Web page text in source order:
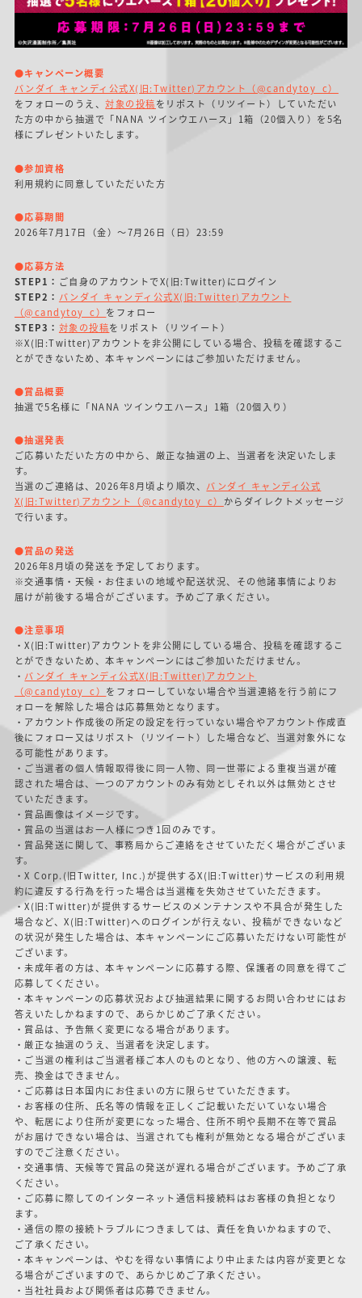
●キャンペーン概要
バンダイ キャンディ公式X(旧:Twitter)アカウント（@candytoy_c）
をフォローのうえ、対象の投稿をリポスト（リツイート）していただい
た方の中から抽選で「NANA ツインウエハース」1箱（20個入り）を5名
様にプレゼントいたします。
●参加資格
利用規約に同意していただいた方
●応募期間
2026年7月17日（金）～7月26日（日）23:59
●応募方法
STEP1： ご自身のアカウントでX(旧:Twitter)にログイン
STEP2： バンダイ キャンディ公式X(旧:Twitter)アカウント
（@candytoy_c） をフォロー
STEP3： 対象の投稿をリポスト（リツイート）
※X(旧:Twitter)アカウントを非公開にしている場合、投稿を確認するこ
とができないため、本キャンペーンにはご参加いただけません。
●賞品概要
抽選で5名様に「NANA ツインウエハース」1箱（20個入り）
●抽選発表
ご応募いただいた方の中から、厳正な抽選の上、当選者を決定いたしま
す。
当選のご連絡は、2026年8月頃より順次、 バンダイ キャンディ公式
X(旧:Twitter)アカウント（@candytoy_c） からダイレクトメッセージ
で行います。
●賞品の発送
2026年8月頃の発送を予定しております。
※交通事情・天候・お住まいの地域や配送状況、その他諸事情によりお
届けが前後する場合がございます。予めご了承ください。
●注意事項
・X(旧:Twitter)アカウントを非公開にしている場合、投稿を確認するこ
とができないため、本キャンペーンにはご参加いただけません。
・ バンダイ キャンディ公式X(旧:Twitter)アカウント
（@candytoy_c） をフォローしていない場合や当選連絡を行う前にフ
ォローを解除した場合は応募無効となります。
・アカウント作成後の所定の設定を行っていない場合やアカウント作成直
後にフォロー又はリポスト（リツイート）した場合など、当選対象外にな
る可能性があります。
・ご当選者の個人情報取得後に同一人物、同一世帯による重複当選が確
認された場合は、一つのアカウントのみ有効としそれ以外は無効とさせ
ていただきます。
・賞品画像はイメージです。
・ 賞品の当選はお一人様につき1回のみです。
・賞品発送に関して、事務局からご連絡をさせていただく場合がございま
す。
・X Corp.(旧Twitter, Inc.)が提供するX(旧:Twitter)サービスの利用規
約に違反する行為を行った場合は当選権を失効させていただきます。
・X(旧:Twitter)が提供するサービスのメンテナンスや不具合が発生した
場合など、X(旧:Twitter)へのログインが行えない、投稿ができないなど
の状況が発生した場合は、本キャンペーンにご応募いただけない可能性が
ございます。
・未成年者の方は、本キャンペーンに応募する際、保護者の同意を得てご
応募してください。
・本キャンペーンの応募状況および抽選結果に関するお問い合わせにはお
答えいたしかねますので、あらかじめご了承ください。
・賞品は、予告無く変更になる場合があります。
・厳正な抽選のうえ、当選者を決定します。
・ご当選の権利はご当選者様ご本人のものとなり、他の方への譲渡、転
売、換金はできません。
・ご応募は日本国内にお住まいの方に限らせていただきます。
・お客様の住所、氏名等の情報を正しくご記載いただいていない場合
や、転居により住所が変更になった場合、住所不明や長期不在等で賞品
がお届けできない場合は、当選されても権利が無効となる場合がございま
すのでご注意ください。
・交通事情、天候等で賞品の発送が遅れる場合がございます。予めご了承
ください。
・ご応募に際してのインターネット通信料接続料はお客様の負担となり
ます。
・通信の際の接続トラブルにつきましては、責任を負いかねますので、
ご了承ください。
・本キャンペーンは、やむを得ない事情により中止または内容が変更とな
る場合がございますので、あらかじめご了承ください。
・当社社員および関係者は応募できません。